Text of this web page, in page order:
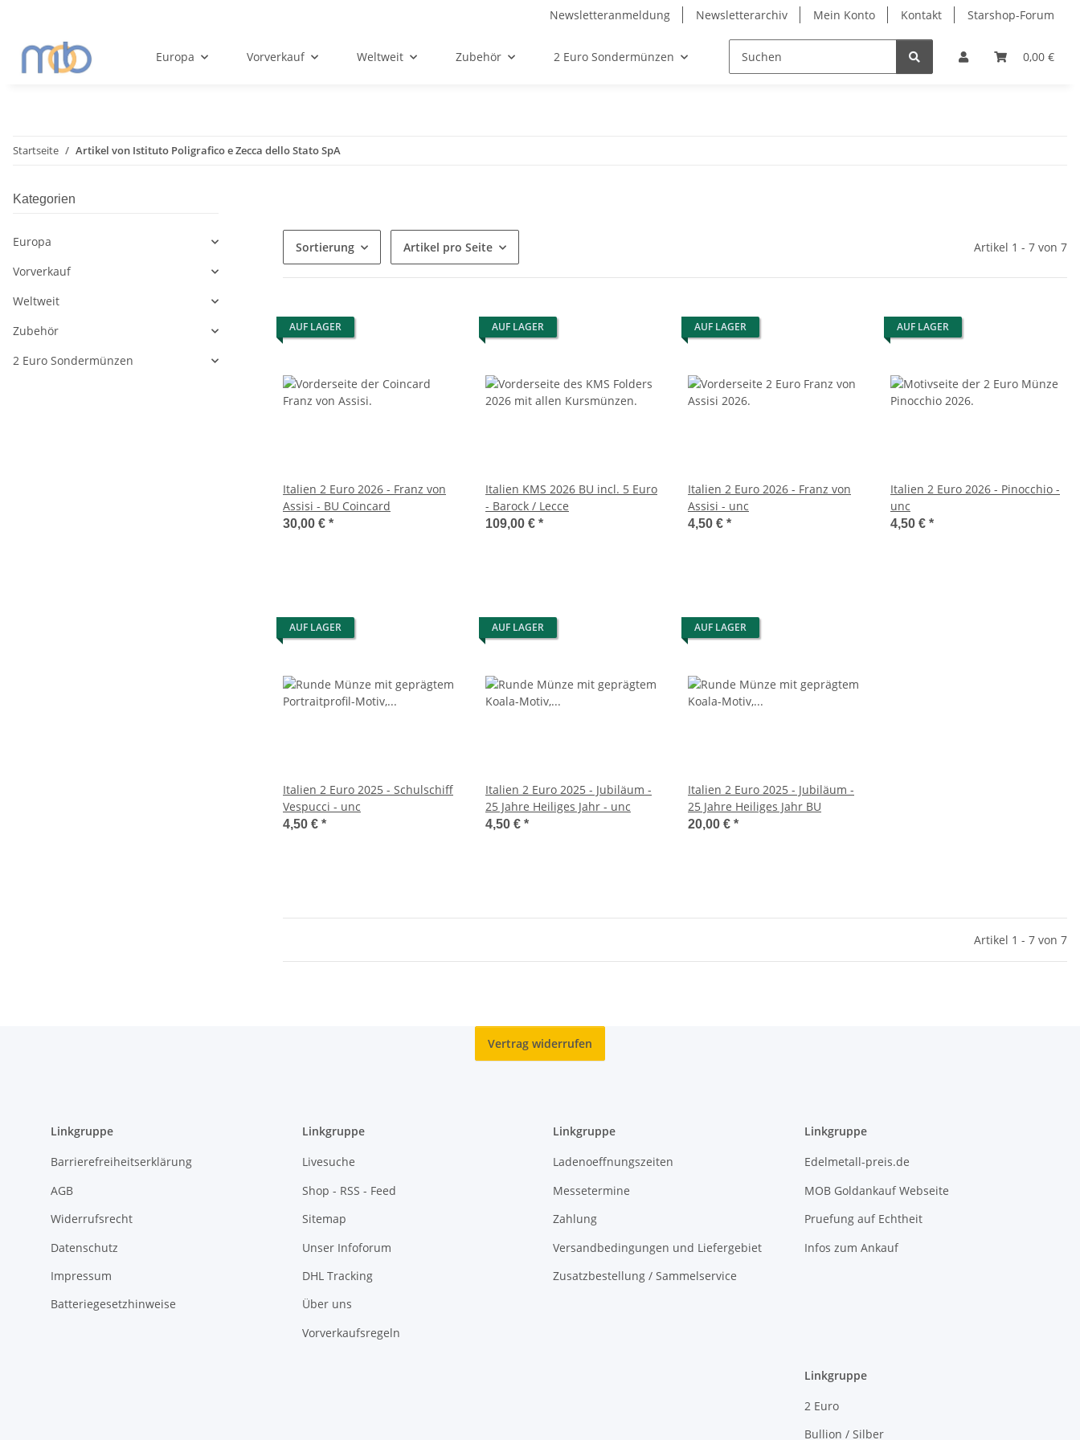
Newsletteranmeldung Newsletterarchiv Mein Konto Kontakt Starshop-Forum
0,00 €
Europa Vorverkauf Weltweit Zubehör 2 Euro Sondermünzen Neue Artikel
Startseite Artikel von Istituto Poligrafico e Zecca dello Stato SpA
Sortierung Artikel pro Seite Artikel 1 - 7 von 7
AUF LAGER
Italien 2 Euro 2026 - Franz von
Assisi - BU Coincard
30,00 € *
AUF LAGER
Italien KMS 2026 BU incl. 5 Euro
- Barock / Lecce
109,00 € *
AUF LAGER
Italien 2 Euro 2026 - Franz von
Assisi - unc
4,50 € *
AUF LAGER
Italien 2 Euro 2026 - Pinocchio -
unc
4,50 € *
AUF LAGER
Italien 2 Euro 2025 - Schulschiff
Vespucci - unc
4,50 € *
AUF LAGER
Italien 2 Euro 2025 - Jubiläum -
25 Jahre Heiliges Jahr - unc
4,50 € *
AUF LAGER
Italien 2 Euro 2025 - Jubiläum -
25 Jahre Heiliges Jahr BU
20,00 € *
Artikel 1 - 7 von 7
Kategorien
Europa
Vorverkauf
Weltweit
Zubehör
2 Euro Sondermünzen
Vertrag widerrufen
Linkgruppe
Barrierefreiheitserklärung
AGB
Widerrufsrecht
Datenschutz
Impressum
Batteriegesetzhinweise
Linkgruppe
Livesuche
Shop - RSS - Feed
Sitemap
Unser Infoforum
DHL Tracking
Über uns
Vorverkaufsregeln
Linkgruppe
Ladenoeffnungszeiten
Messetermine
Zahlung
Versandbedingungen und Liefergebiet
Zusatzbestellung / Sammelservice
Linkgruppe
Edelmetall-preis.de
MOB Goldankauf Webseite
Pruefung auf Echtheit
Infos zum Ankauf
Linkgruppe
2 Euro
Bullion / Silber